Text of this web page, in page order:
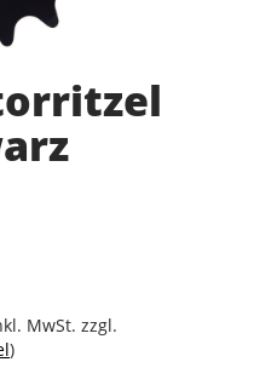
MwSt. zzgl.
)